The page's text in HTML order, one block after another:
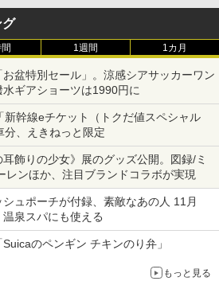
グ
1週間 1カ月
盆特別セール」。涼感シアサッカーワン
ギアショーツは1990円に
新幹線eチケット（トクだ値スペシャル
、えきねっと限定
飾りの少女》展のグッズ公開。図録/ミ
レンほか、注目ブランドコラボが実現
シュポーチが付録、素敵なあの人 11月
泉スパにも使える
Suicaのペンギン チキンのり弁」
もっと見る